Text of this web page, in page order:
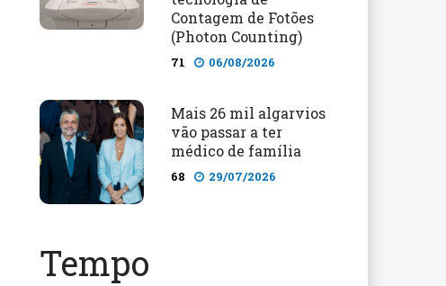
Contagem de Fotões
(Photon Counting)
71 06/08/2026
Mais 26 mil algarvios
vão passar a ter
médico de família
68 29/07/2026
Tempo